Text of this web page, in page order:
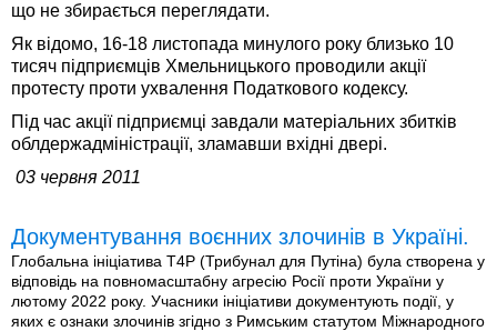
що не збирається переглядати.
Як відомо, 16-18 листопада минулого року близько 10
тисяч підприємців Хмельницького проводили акції
протесту проти ухвалення Податкового кодексу.
Під час акції підприємці завдали матеріальних збитків
облдержадміністрації, зламавши вхідні двері.
03 червня 2011
Документування воєнних злочинів в Україні.
Глобальна ініціатива T4P (Трибунал для Путіна) була створена у
відповідь на повномасштабну агресію Росії проти України у
лютому 2022 року. Учасники ініціативи документують події, у
яких є ознаки злочинів згідно з Римським статутом Міжнародного